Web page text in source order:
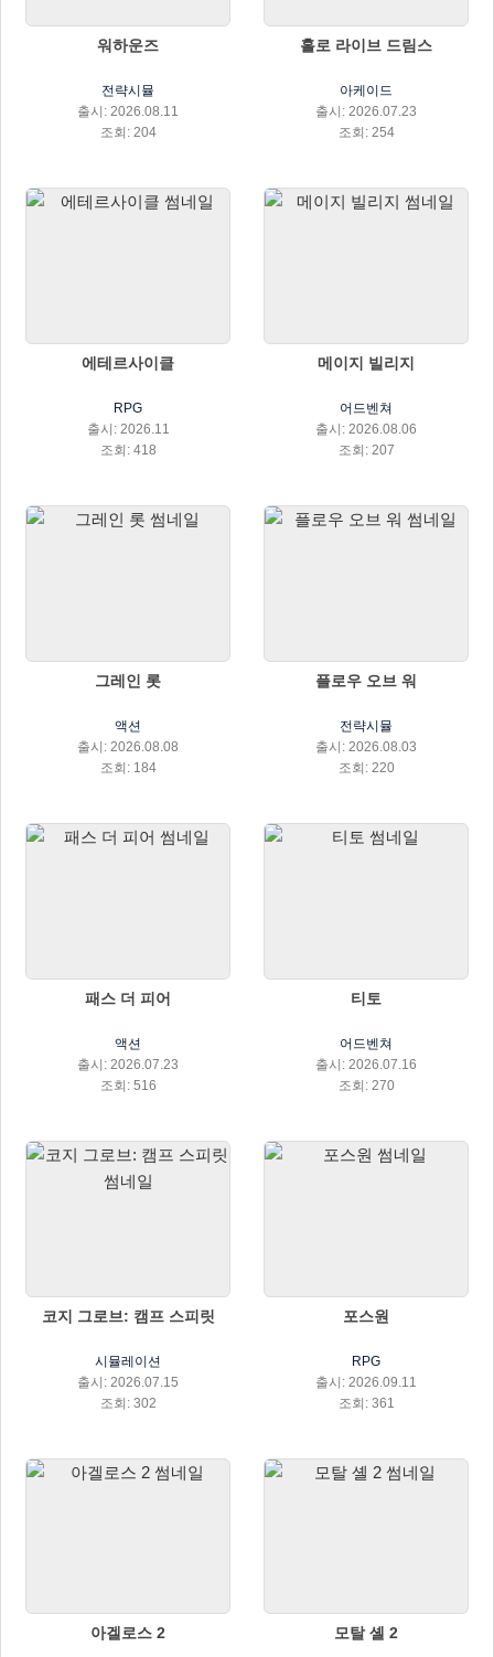
워하운즈
전략시뮬
출시: 2026.08.11
조회: 204
홀로 라이브 드림스
아케이드
출시: 2026.07.23
조회: 254
에테르사이클
RPG
출시: 2026.11
조회: 418
메이지 빌리지
어드벤쳐
출시: 2026.08.06
조회: 207
그레인 롯
액션
출시: 2026.08.08
조회: 184
플로우 오브 워
전략시뮬
출시: 2026.08.03
조회: 220
패스 더 피어
액션
출시: 2026.07.23
조회: 516
티토
어드벤쳐
출시: 2026.07.16
조회: 270
코지 그로브: 캠프 스피릿
시뮬레이션
출시: 2026.07.15
조회: 302
포스원
RPG
출시: 2026.09.11
조회: 361
아겔로스 2 모탈 셸 2